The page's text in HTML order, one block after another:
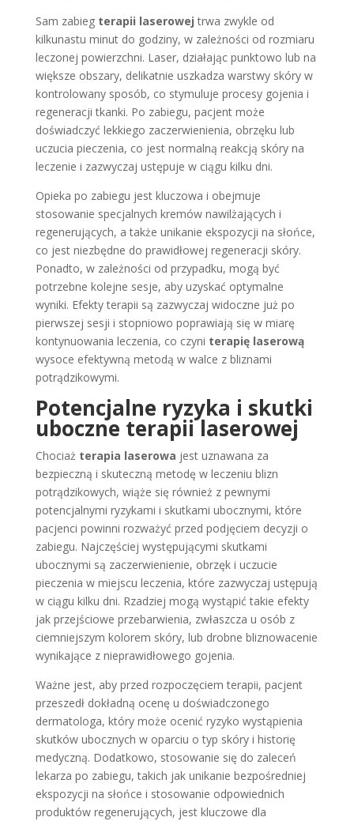
Sam zabieg terapii laserowej trwa zwykle od
kilkunastu minut do godziny, w zależności od rozmiaru
leczonej powierzchni. Laser, działając punktowo lub na
większe obszary, delikatnie uszkadza warstwy skóry w
kontrolowany sposób, co stymuluje procesy gojenia i
regeneracji tkanki. Po zabiegu, pacjent może
doświadczyć lekkiego zaczerwienienia, obrzęku lub
uczucia pieczenia, co jest normalną reakcją skóry na
leczenie i zazwyczaj ustępuje w ciągu kilku dni.
Opieka po zabiegu jest kluczowa i obejmuje
stosowanie specjalnych kremów nawilżających i
regenerujących, a także unikanie ekspozycji na słońce,
co jest niezbędne do prawidłowej regeneracji skóry.
Ponadto, w zależności od przypadku, mogą być
potrzebne kolejne sesje, aby uzyskać optymalne
wyniki. Efekty terapii są zazwyczaj widoczne już po
pierwszej sesji i stopniowo poprawiają się w miarę
kontynuowania leczenia, co czyni terapię laserową
wysoce efektywną metodą w walce z bliznami
potrądzikowymi.
Potencjalne ryzyka i skutki
uboczne terapii laserowej
Chociaż terapia laserowa jest uznawana za
bezpieczną i skuteczną metodę w leczeniu blizn
potrądzikowych, wiąże się również z pewnymi
potencjalnymi ryzykami i skutkami ubocznymi, które
pacjenci powinni rozważyć przed podjęciem decyzji o
zabiegu. Najczęściej występującymi skutkami
ubocznymi są zaczerwienienie, obrzęk i uczucie
pieczenia w miejscu leczenia, które zazwyczaj ustępują
w ciągu kilku dni. Rzadziej mogą wystąpić takie efekty
jak przejściowe przebarwienia, zwłaszcza u osób z
ciemniejszym kolorem skóry, lub drobne bliznowacenie
wynikające z nieprawidłowego gojenia.
Ważne jest, aby przed rozpoczęciem terapii, pacjent
przeszedł dokładną ocenę u doświadczonego
dermatologa, który może ocenić ryzyko wystąpienia
skutków ubocznych w oparciu o typ skóry i historię
medyczną. Dodatkowo, stosowanie się do zaleceń
lekarza po zabiegu, takich jak unikanie bezpośredniej
ekspozycji na słońce i stosowanie odpowiednich
produktów regenerujących, jest kluczowe dla